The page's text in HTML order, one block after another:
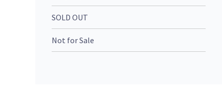
SOLD OUT
Not for Sale